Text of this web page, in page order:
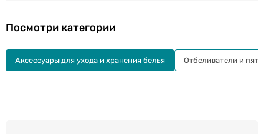
Посмотри категории
Аксессуары для ухода и хранения белья Отбеливатели и